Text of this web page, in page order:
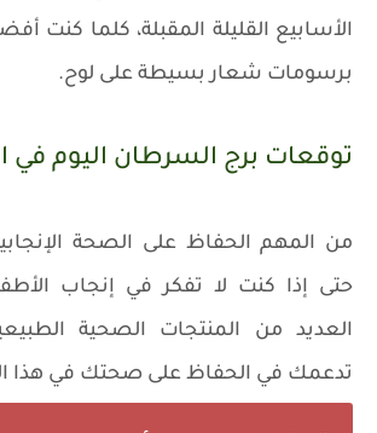
الأسابيع القليلة المقبلة، كلما كنت
برسومات شعار بسيطة على لوح.
توقعات برج السرطان اليوم في
من المهم الحفاظ على الصحة
حتى إذا كنت لا تفكر في إنجاب
العديد من المنتجات الصحية
تدعمك في الحفاظ على صحتك في هذا